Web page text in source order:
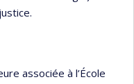
associée à l’École